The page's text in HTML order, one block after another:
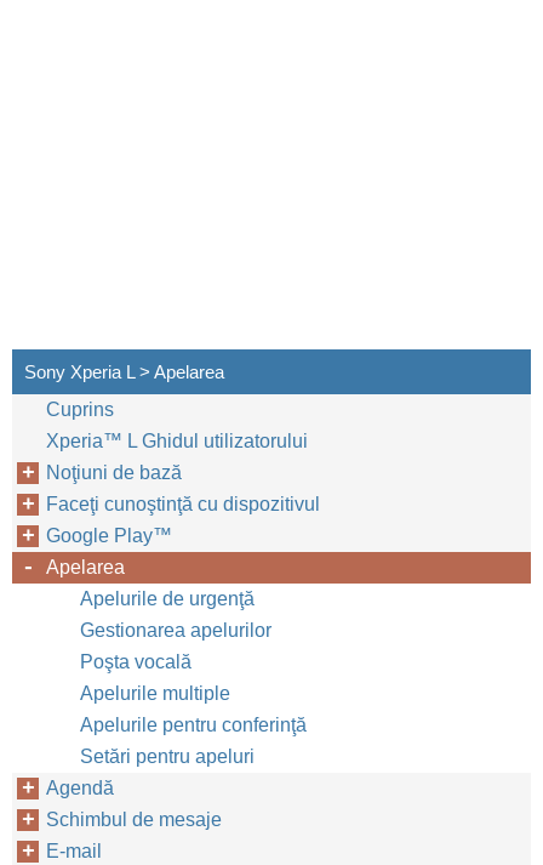
Sony Xperia L > Apelarea
Cuprins
Xperia™‎ L Ghidul utilizatorului
Noţiuni de bază
Faceţi cunoştinţă cu dispozitivul
Google Play™‎
Apelarea
Apelurile de urgenţă
Gestionarea apelurilor
Poşta vocală
Apelurile multiple
Apelurile pentru conferinţă
Setări pentru apeluri
Agendă
Schimbul de mesaje
E-mail